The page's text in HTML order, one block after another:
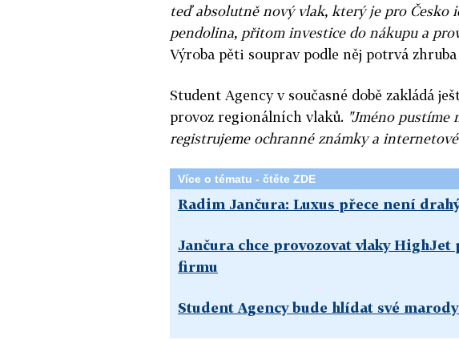
teď absolutně nový vlak, který je pro Česko
pendolina, přitom investice do nákupu a
Výroba pěti souprav podle něj potrvá
Student Agency v současné době zakládá
provoz regionálních vlaků. "Jméno pustíme
registrujeme ochranné známky a
Více o tématu - čtěte ZDE
Radim Jančura: Luxus přece není
Jančura chce provozovat vlaky HighJet
firmu
Student Agency bude hlídat své